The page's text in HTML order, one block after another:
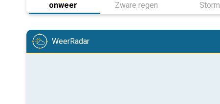
onweer Zware regen Storm
WeerRadar